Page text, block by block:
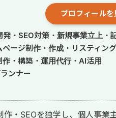
プロフィールを
・SEO対策・新規事業立上・
ージ制作・作成・リスティン
・構築・運用代行・AI活用
ンナー
・SEOを独学し、個人事業